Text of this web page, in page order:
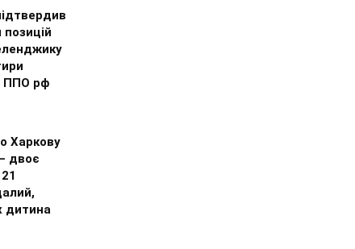
ППО рф
Харкову
двоє
дитина